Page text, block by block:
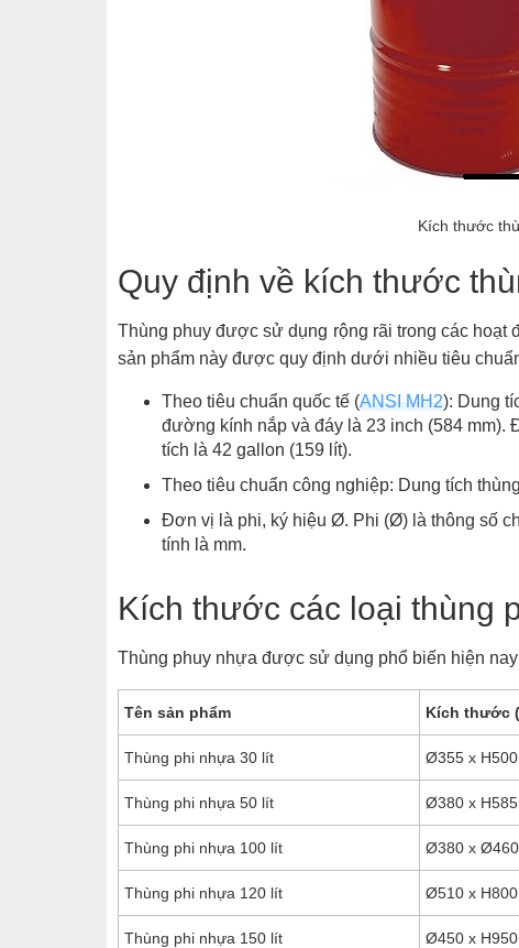
Kích thước
Quy định về kích thước
Thùng phuy được sử dụng rộng rãi trong các hoạt
sản phẩm này được quy định dưới nhiều tiêu
Theo tiêu chuẩn quốc tế (ANSI MH2): Dung
đường kính nắp và đáy là 23 inch (584 mm).
tích là 42 gallon (159 lít).
Theo tiêu chuẩn công nghiệp: Dung tích
Đơn vị là phi, ký hiệu Ø. Phi (Ø) là thông số
tính là mm.
Kích thước các loại thùng
Thùng phuy nhựa được sử dụng phổ biến hiện
Tên sản phẩm Kích thước
Thùng phi nhựa 30 lít Ø355 x
Thùng phi nhựa 50 lít Ø380 x
Thùng phi nhựa 100 lít Ø380 x
Thùng phi nhựa 120 lít Ø510 x
Thùng phi nhựa 150 lít Ø450 x